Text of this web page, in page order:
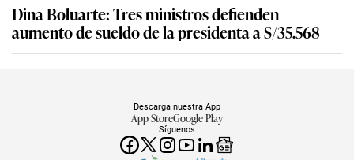
Dina Boluarte: Tres ministros defienden
aumento de sueldo de la presidenta a S/35.568
Síguenos
Descarga nuestra App
App StoreGoogle Play